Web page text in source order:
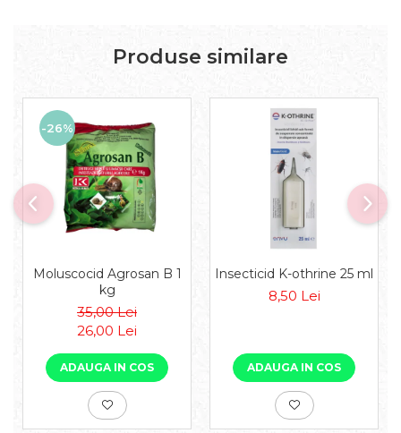
Produse similare
-26%
Moluscocid Agrosan B 1
kg
35,00 Lei
26,00 Lei
ADAUGA IN COS
Insecticid K-othrine 25 ml
8,50 Lei
ADAUGA IN COS